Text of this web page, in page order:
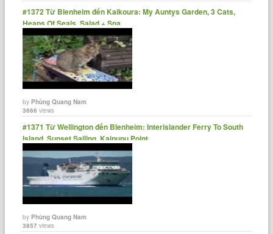
#1372 Từ Blenheim đến Kaikoura: My Auntys Garden, 3 Cats,
Heaps Of Seals, Salad + Spa
byPhùng Quang Nam
3666 views
#1371 Từ Wellington đến Blenheim: Interislander Ferry To South
Island, Sunset Sailing, Kaipupu Point
byPhùng Quang Nam
3857 views